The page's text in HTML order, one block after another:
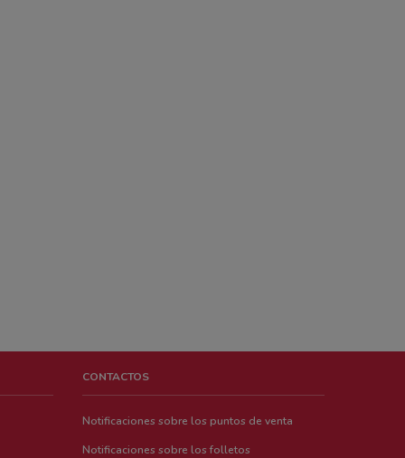
CONTACTOS
Notificaciones sobre los puntos de venta
Notificaciones sobre los folletos